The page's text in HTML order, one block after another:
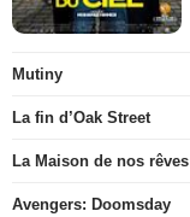
Mutiny
La fin d’Oak Street
La Maison de nos rêves
Avengers: Doomsday